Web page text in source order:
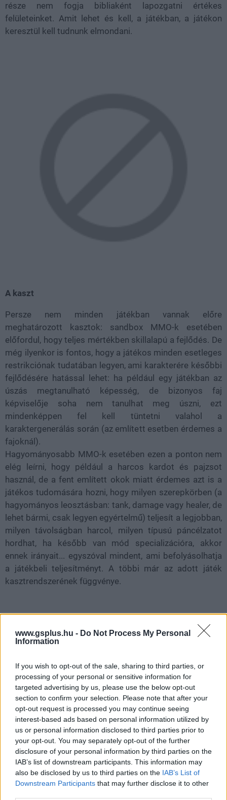
www.gsplus.hu - Do Not Process My Personal
Information
If you wish to opt-out of the sale, sharing to third parties, or
processing of your personal or sensitive information for
targeted advertising by us, please use the below opt-out
section to confirm your selection. Please note that after your
opt-out request is processed you may continue seeing
interest-based ads based on personal information utilized by
us or personal information disclosed to third parties prior to
your opt-out. You may separately opt-out of the further
disclosure of your personal information by third parties on the
IAB’s list of downstream participants. This information may
also be disclosed by us to third parties on the IAB’s List of
Downstream Participants that may further disclose it to other
része nem fogja bibliaként lapozgatni értékes
felületeinket. Amit lehet és kell, a játékban, a játékon
keresztül kell tudnunk elmondani.
A kaszt
Persze nem minden játékban vannak előre
meghatározott kasztok: sandbox MMO-k esetében
előfordul, hogy teljes mértékben skillalapú a fejlődés. De
még ilyenkor is fontos, hogy a játékos minden esetleges
restrikciónak tudatában legyen, ami karakterére későbbi
fejlődésére hatással lehet: ha például egy játékban az
úszás megtanulható képesség, de bizonyos faj
képviselője soha nem tanulhat meg úszni, ezt
mindenképpen fel kell tüntetni valahol a
karaktergenerálás során (az említett esetben érdemes a
fajoknál).
Hagyományosabb MMO-k esetében ezen a ponton nem
elég leírni, hogy például a harcos kardot és pajzsot
használ, de a fent említett okok miatt érdemes azt is a
játékos tudomására hozni, hogy milyen szerepkörben (a
hagyományos leosztásban: tank, damage vagy healer, de
lehet bármi, csak legyen egyértelmű) teljesít a legjobban,
milyen távolságban harcol, milyen típusú páncélzatot
hordhat, ha később van mód specializációra, akkor
ennek irányait... egyszóval mindent, ami befolyásolhatja
a játékbeli teljesítményt. A többi már az adott játék
kasztrendszerének függvénye.